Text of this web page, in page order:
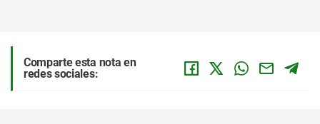
Comparte esta nota en
redes sociales: